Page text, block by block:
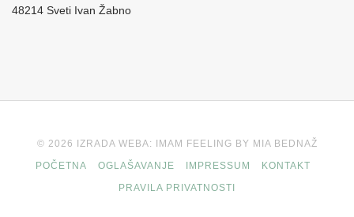
48214 Sveti Ivan Žabno
© 2026 IZRADA WEBA: IMAM FEELING BY MIA BEDNAŽ
POČETNA
OGLAŠAVANJE IMPRESSUM
KONTAKT
PRAVILA PRIVATNOSTI